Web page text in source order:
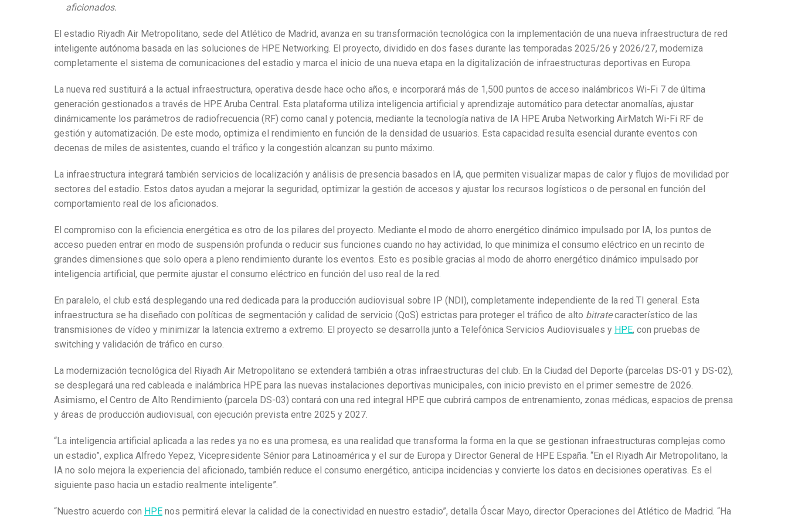
aficionados.
El estadio Riyadh Air Metropolitano, sede del Atlético de Madrid, avanza en su transformación tecnológica con la implementación de una nueva infraestructura de red
inteligente autónoma basada en las soluciones de HPE Networking. El proyecto, dividido en dos fases durante las temporadas 2025/26 y 2026/27, moderniza
completamente el sistema de comunicaciones del estadio y marca el inicio de una nueva etapa en la digitalización de infraestructuras deportivas en Europa.
La nueva red sustituirá a la actual infraestructura, operativa desde hace ocho años, e incorporará más de 1,500 puntos de acceso inalámbricos Wi-Fi 7 de última
generación gestionados a través de HPE Aruba Central. Esta plataforma utiliza inteligencia artificial y aprendizaje automático para detectar anomalías, ajustar
dinámicamente los parámetros de radiofrecuencia (RF) como canal y potencia, mediante la tecnología nativa de IA HPE Aruba Networking AirMatch Wi-Fi RF de
gestión y automatización. De este modo, optimiza el rendimiento en función de la densidad de usuarios. Esta capacidad resulta esencial durante eventos con
decenas de miles de asistentes, cuando el tráfico y la congestión alcanzan su punto máximo.
La infraestructura integrará también servicios de localización y análisis de presencia basados en IA, que permiten visualizar mapas de calor y flujos de movilidad por
sectores del estadio. Estos datos ayudan a mejorar la seguridad, optimizar la gestión de accesos y ajustar los recursos logísticos o de personal en función del
comportamiento real de los aficionados.
El compromiso con la eficiencia energética es otro de los pilares del proyecto. Mediante el modo de ahorro energético dinámico impulsado por IA, los puntos de
acceso pueden entrar en modo de suspensión profunda o reducir sus funciones cuando no hay actividad, lo que minimiza el consumo eléctrico en un recinto de
grandes dimensiones que solo opera a pleno rendimiento durante los eventos. Esto es posible gracias al modo de ahorro energético dinámico impulsado por
inteligencia artificial, que permite ajustar el consumo eléctrico en función del uso real de la red.
En paralelo, el club está desplegando una red dedicada para la producción audiovisual sobre IP (NDI), completamente independiente de la red TI general. Esta
infraestructura se ha diseñado con políticas de segmentación y calidad de servicio (QoS) estrictas para proteger el tráfico de alto bitratecaracterístico de las
transmisiones de vídeo y minimizar la latencia extremo a extremo. El proyecto se desarrolla junto a Telefónica Servicios Audiovisuales y HPE, con pruebas de
switching y validación de tráfico en curso.
La modernización tecnológica del Riyadh Air Metropolitano se extenderá también a otras infraestructuras del club. En la Ciudad del Deporte (parcelas DS-01 y DS-02),
se desplegará una red cableada e inalámbrica HPE para las nuevas instalaciones deportivas municipales, con inicio previsto en el primer semestre de 2026.
Asimismo, el Centro de Alto Rendimiento (parcela DS-03) contará con una red integral HPE que cubrirá campos de entrenamiento, zonas médicas, espacios de prensa
y áreas de producción audiovisual, con ejecución prevista entre 2025 y 2027.
“La inteligencia artificial aplicada a las redes ya no es una promesa, es una realidad que transforma la forma en la que se gestionan infraestructuras complejas como
un estadio”, explica Alfredo Yepez, Vicepresidente Sénior para Latinoamérica y el sur de Europa y Director General de HPE España. “En el Riyadh Air Metropolitano, la
IA no solo mejora la experiencia del aficionado, también reduce el consumo energético, anticipa incidencias y convierte los datos en decisiones operativas. Es el
siguiente paso hacia un estadio realmente inteligente”.
“Nuestro acuerdo con HPE nos permitirá elevar la calidad de la conectividad en nuestro estadio”, detalla Óscar Mayo, director Operaciones del Atlético de Madrid. “Ha